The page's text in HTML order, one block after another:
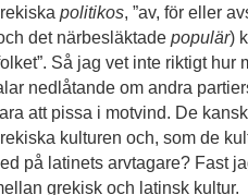
politikos, ”av, för eller
det närbesläktade populär)
Så jag vet inte riktigt
nedlåtande om andra
att pissa i motvind. De
kulturen och, som de
på latinets arvtagare? Fast
grekisk och latinsk kultur.